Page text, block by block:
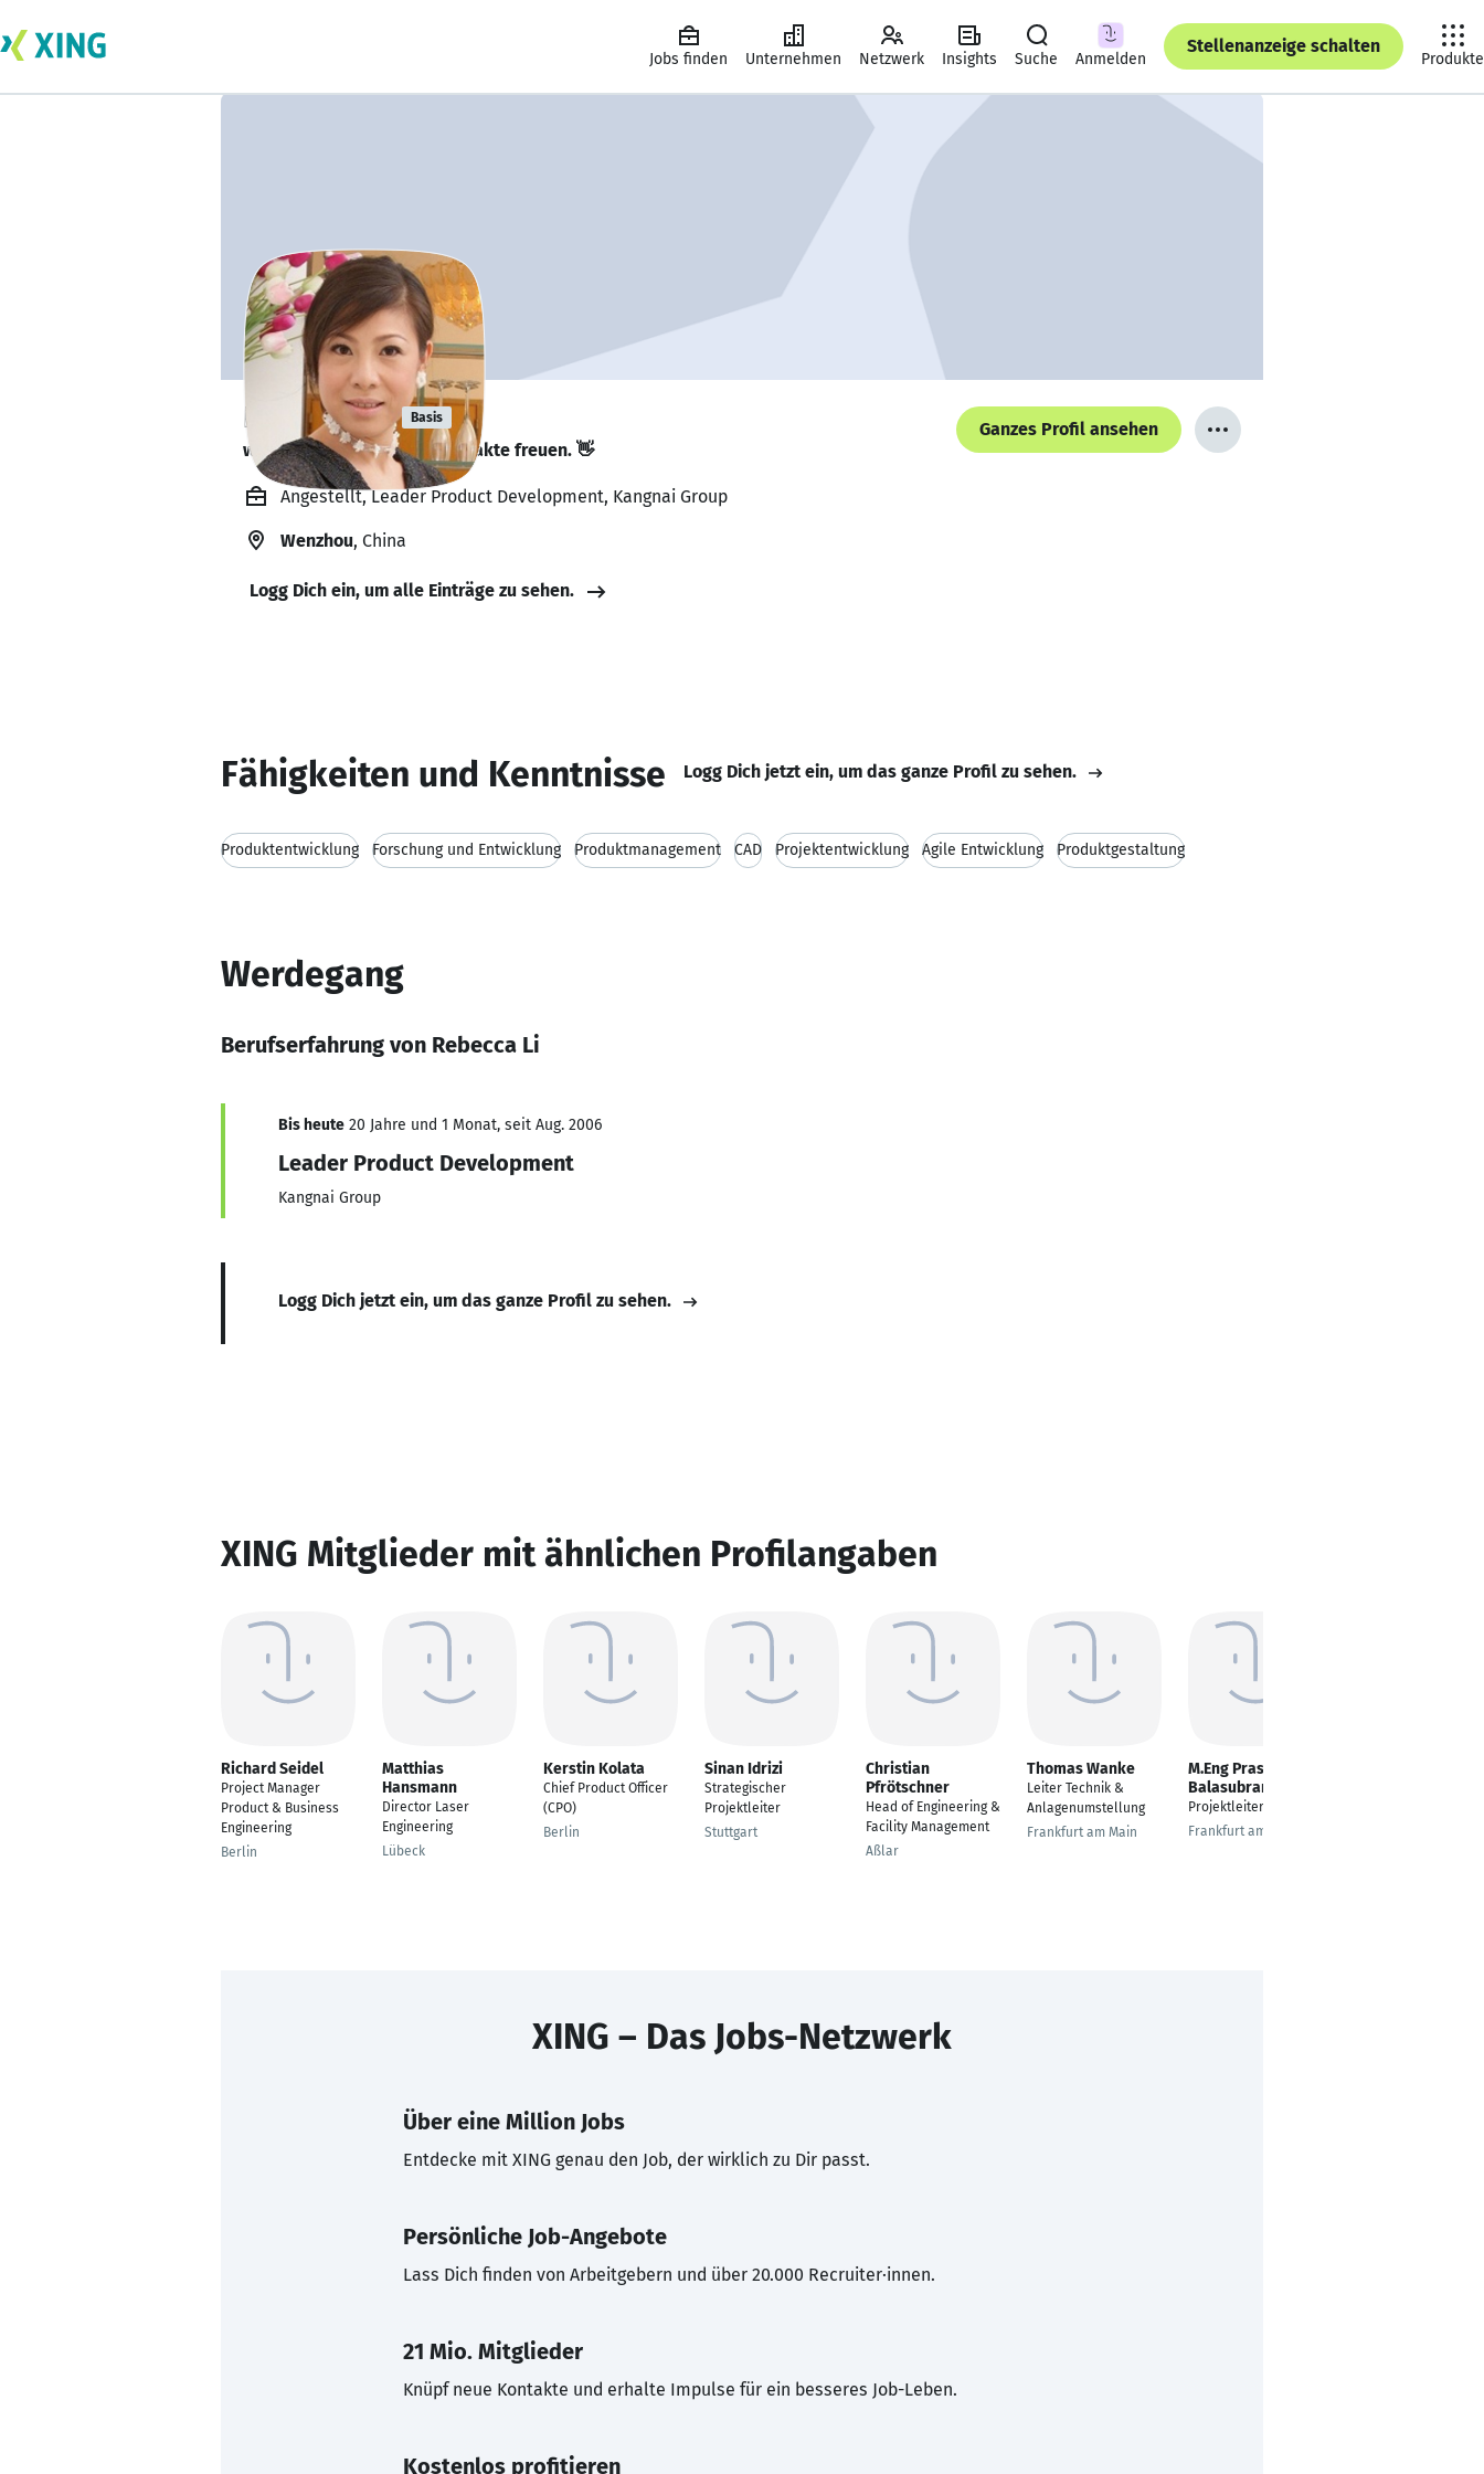
Jobs finden Unternehmen Netzwerk Insights Suche Anmelden
Stellenanzeige schalten
Produkte
Rebecca Li Basis
würde sich über soziale Kontakte freuen. 👋
Ganzes Profil ansehen
Angestellt, Leader Product Development, Kangnai Group
Wenzhou, China
Logg Dich ein, um alle Einträge zu sehen.
Fähigkeiten und Kenntnisse Logg Dich jetzt ein, um das ganze Profil zu sehen.
Produktentwicklung Forschung und Entwicklung Produktmanagement CAD Projektentwicklung Agile Entwicklung Produktgestaltung
Werdegang
Berufserfahrung von Rebecca Li
Bis heute 20 Jahre und 1 Monat, seit Aug. 2006
Leader Product Development
Kangnai Group
Logg Dich jetzt ein, um das ganze Profil zu sehen.
XING Mitglieder mit ähnlichen Profilangaben
Richard Seidel
Project Manager
Product & Business
Engineering
Berlin
Matthias
Hansmann
Director Laser
Engineering
Lübeck
Kerstin Kolata
Chief Product Officer
(CPO)
Berlin
Sinan Idrizi
Strategischer
Projektleiter
Stuttgart
Christian
Pfrötschner
Head of Engineering &
Facility Management
Aßlar
Thomas Wanke
Leiter Technik &
Anlagenumstellung
Frankfurt am Main
M.Eng Prasanna
Balasubramaniam
Projektleiter
Frankfurt am Main
XING – Das Jobs-Netzwerk
Über eine Million Jobs
Entdecke mit XING genau den Job, der wirklich zu Dir passt.
Persönliche Job-Angebote
Lass Dich finden von Arbeitgebern und über 20.000 Recruiter·innen.
21 Mio. Mitglieder
Knüpf neue Kontakte und erhalte Impulse für ein besseres Job-Leben.
Kostenlos profitieren